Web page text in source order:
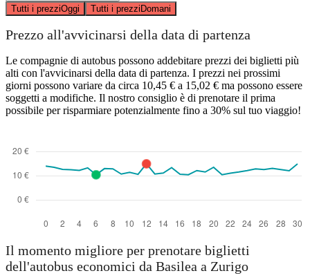
Tutti i prezziOggi Tutti i prezziDomani
Prezzo all'avvicinarsi della data di partenza
Le compagnie di autobus possono addebitare prezzi dei biglietti più
alti con l'avvicinarsi della data di partenza. I prezzi nei prossimi
giorni possono variare da circa 10,45 € a 15,02 € ma possono essere
soggetti a modifiche. Il nostro consiglio è di prenotare il prima
possibile per risparmiare potenzialmente fino a 30% sul tuo viaggio!
Il momento migliore per prenotare biglietti
dell'autobus economici da Basilea a Zurigo